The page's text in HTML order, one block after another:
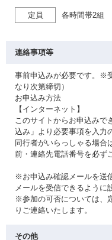
定員 各時間帯2組
連絡事項等
事前申込みが必要です。※
なり次第締切）
お申込み方法
【インターネット】
このサイトからお申込みで
込み」より必要事項を入力
同行者がいらっしゃる場合
前・連絡先電話番号を必ず
※お申込み確認メールを送
メールを受信できるように
※参加の可否については、
りご連絡いたします。
その他